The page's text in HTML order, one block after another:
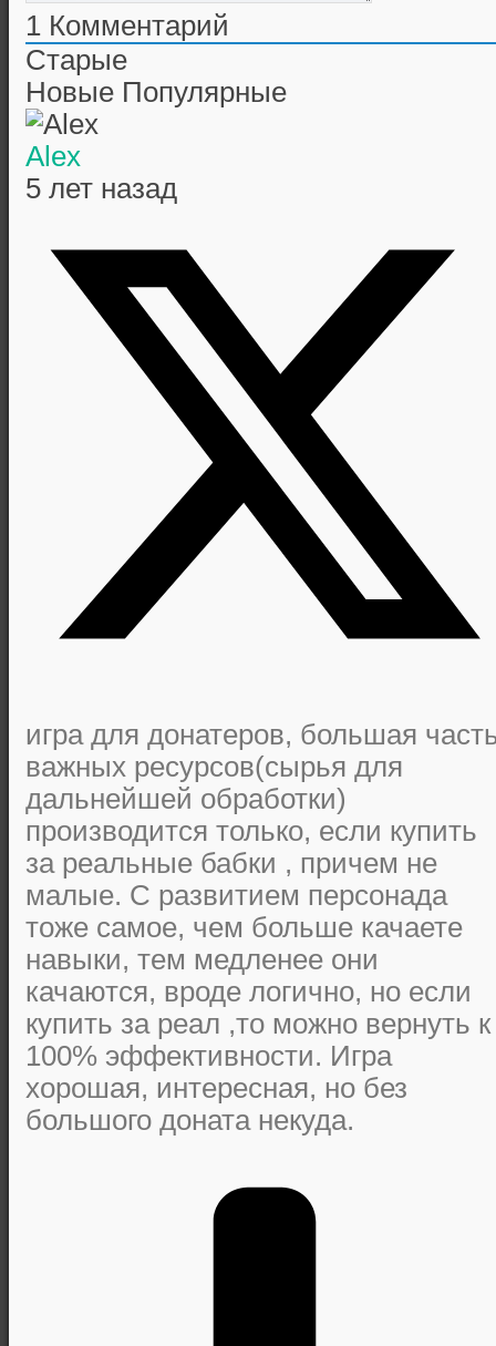
1 Комментарий
Старые
Новые Популярные
Alex
5 лет назад
игра для донатеров, большая
важных ресурсов(сырья для
дальнейшей обработки)
производится только, если купить
за реальные бабки , причем не
малые. С развитием персонада
тоже самое, чем больше качаете
навыки, тем медленее они
качаются, вроде логично, но если
купить за реал ,то можно вернуть к
100% эффективности. Игра
хорошая, интересная, но без
большого доната некуда.